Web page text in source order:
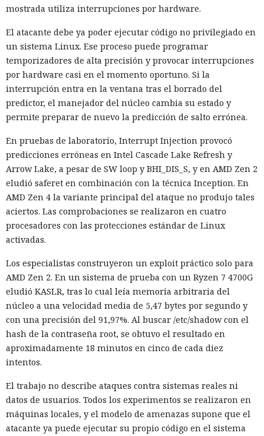
mostrada utiliza interrupciones por hardware.
El atacante debe ya poder ejecutar código no privilegiado en
un sistema Linux. Ese proceso puede programar
temporizadores de alta precisión y provocar interrupciones
por hardware casi en el momento oportuno. Si la
interrupción entra en la ventana tras el borrado del
predictor, el manejador del núcleo cambia su estado y
permite preparar de nuevo la predicción de salto errónea.
En pruebas de laboratorio, Interrupt Injection provocó
predicciones erróneas en Intel Cascade Lake Refresh y
Arrow Lake, a pesar de SW loop y BHI_DIS_S, y en AMD Zen 2
eludió saferet en combinación con la técnica Inception. En
AMD Zen 4 la variante principal del ataque no produjo tales
aciertos. Las comprobaciones se realizaron en cuatro
procesadores con las protecciones estándar de Linux
activadas.
Los especialistas construyeron un exploit práctico solo para
AMD Zen 2. En un sistema de prueba con un Ryzen 7 4700G
eludió KASLR, tras lo cual leía memoria arbitraria del
núcleo a una velocidad media de 5,47 bytes por segundo y
con una precisión del 91,97%. Al buscar /etc/shadow con el
hash de la contraseña root, se obtuvo el resultado en
aproximadamente 18 minutos en cinco de cada diez
intentos.
El trabajo no describe ataques contra sistemas reales ni
datos de usuarios. Todos los experimentos se realizaron en
máquinas locales, y el modelo de amenazas supone que el
atacante ya puede ejecutar su propio código en el sistema